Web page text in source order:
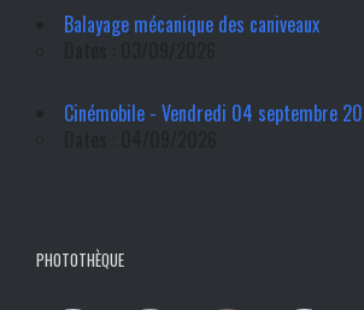
Balayage mécanique des caniveaux
Cinémobile - Vendredi 04 septembre
PHOTOTHÈQUE